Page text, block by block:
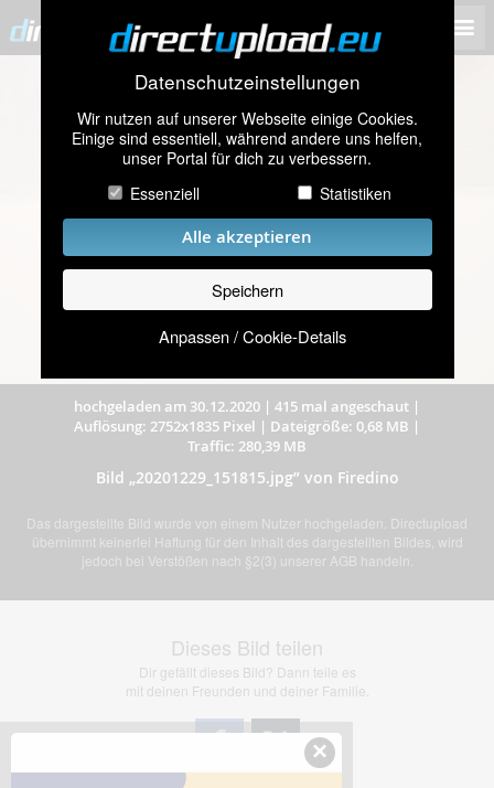
Datenschutzeinstellungen
Wir nutzen auf unserer Webseite einige Cookies.
Einige sind essentiell, während andere uns helfen,
unser Portal für dich zu verbessern.
Essenziell
Statistiken
Alle akzeptieren
Speichern
Anpassen / Cookie-Details
hochgeladen am 30.12.2020 | 415 mal angeschaut |
Auflösung: 2752x1835 Pixel | Dateigröße: 0,68 MB |
Traffic: 280,39 MB
Bild „20201229_151815.jpg” von Firedino
Das dargestellte Bild wurde von einem Nutzer hochgeladen. Directupload
übernimmt keinerlei Haftung für den Inhalt des dargestellten Bildes, wird
jedoch bei Verstößen nach §2(3) unserer AGB handeln.
Dieses Bild teilen
Dir gefällt dieses Bild? Dann teile es
mit deinen Freunden und deiner Familie.
×